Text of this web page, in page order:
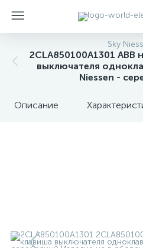
Sky
2CLA850100A1301 ABB
выключателя
Niessen -
Описание